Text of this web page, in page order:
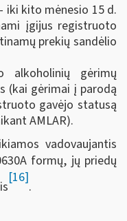
iki kito mėnesio 15 d.
įgijus registruoto
prekių sandėlio
gėrimų
(kai gėrimai į parodą
gavėjo statusą
AMLAR).
vadovaujantis
formų, jų priedų
[16]
.